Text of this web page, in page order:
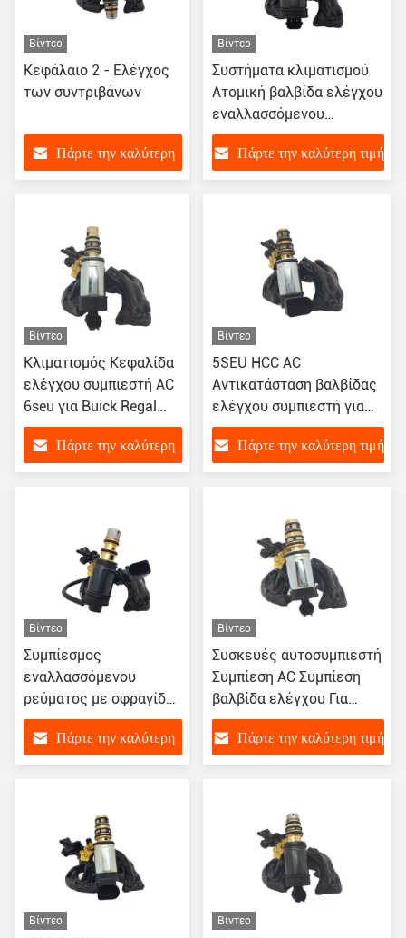
Βίντεο
Κεφάλαιο 2 - Ελέγχος
των συντριβάνων
Πάρτε την καλύτερη
Βίντεο
Συστήματα κλιματισμού
Ατομική βαλβίδα ελέγχου
εναλλασσόμενου
ρεύματος για BENZ W203
W220Πάρτε την καλύτερη τιμή
Βίντεο
Κλιματισμός Κεφαλίδα
ελέγχου συμπιεστή AC
6seu για Buick Regal
Enclave
Πάρτε την καλύτερη
Βίντεο
5SEU HCC AC
Αντικατάσταση βαλβίδας
ελέγχου συμπιεστή για
Buick Chevrolet
Πάρτε την καλύτερη τιμή
Βίντεο
Συμπίεσμος
εναλλασσόμενου
ρεύματος με σφραγίδα
ηλεκτροσόκ
κατάλληλος για 7V16
6V12 6SEU 7SEU
Πάρτε την καλύτερη
Βίντεο
Συσκευές αυτοσυμπιεστή
Συμπίεση AC Συμπίεση
βαλβίδα ελέγχου Για
Buick Excelle / VW POLO /
Maserati
Πάρτε την καλύτερη τιμή
Βίντεο Βίντεο